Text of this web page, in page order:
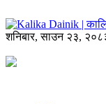
शनिबार,साउन २३,